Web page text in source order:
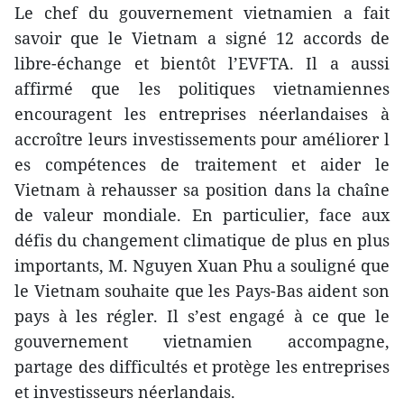
Le chef du gouvernement vietnamien a fait
savoir que le Vietnam a signé 12 accords de
libre-échange et bientôt l’EVFTA. Il a aussi
affirmé que les politiques vietnamiennes
encouragent les entreprises néerlandaises à
accroître leurs investissements pour améliorer l​
es compétences de traitement et aider le
Vietnam à rehausser sa position dans la chaîne
de valeur mondiale. En particulier, face aux
défis du changement climatique de plus en plus
importants, M. Nguyen Xuan Phu a souligné que
le Vietnam souhaite que les Pays-Bas aident ​son
pays à les régler. Il s’est engagé à ce que le
gouvernement vietnamien accompagne,
partage des difficultés et protège les entreprises
et investisseurs néerlandais.